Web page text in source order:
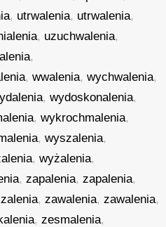
, utrwalenia, utrwalenia,
, uzuchwalenia,
,
,wwalenia,wychwalenia,
,wydoskonalenia,
,wykrochmalenia,
,wyszalenia,
,wyżalenia,
,zapalenia,zapalenia,
,zawalenia,zawalenia,
,zesmalenia,